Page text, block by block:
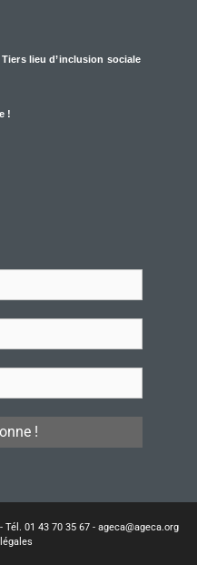
lieu d’inclusion sociale
!
Tél. 01 43 70 35 67 - ageca@ageca.org